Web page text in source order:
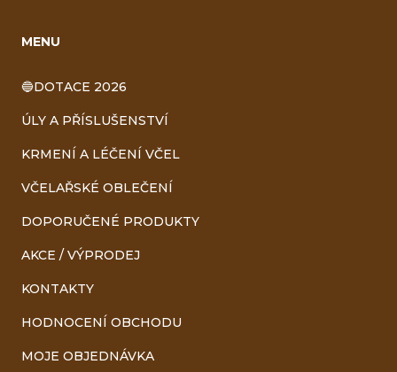
MENU
🔵DOTACE 2026
ÚLY A PŘÍSLUŠENSTVÍ
KRMENÍ A LÉČENÍ VČEL
VČELAŘSKÉ OBLEČENÍ
DOPORUČENÉ PRODUKTY
AKCE / VÝPRODEJ
KONTAKTY
HODNOCENÍ OBCHODU
MOJE OBJEDNÁVKA